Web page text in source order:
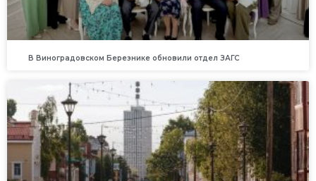
В Виноградовском Березнике обновили отдел ЗАГС